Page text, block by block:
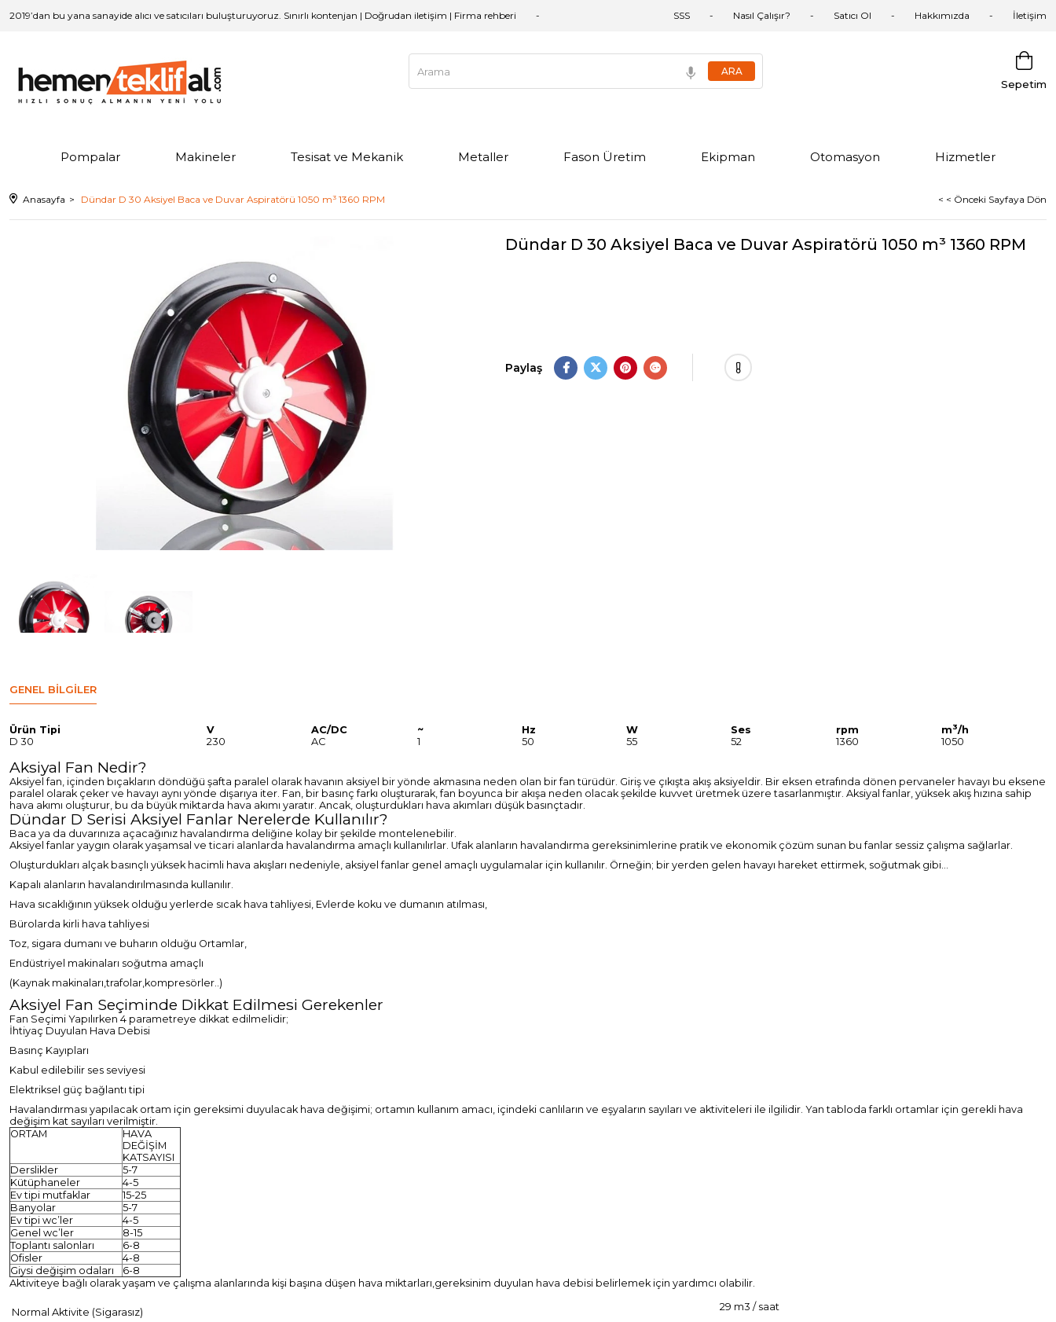
2019’dan bu yana sanayide alıcı ve satıcıları buluşturuyoruz. Sınırlı kontenjan | Doğrudan iletişim | Firma rehberi SSS Nasıl Çalışır? Satıcı Ol Hakkımızda İletişim
Sepetim
Pompalar Makineler Tesisat ve Mekanik Metaller Fason Üretim Ekipman Otomasyon Hizmetler
Anasayfa Dündar D 30 Aksiyel Baca ve Duvar Aspiratörü 1050 m³ 1360 RPM < < Önceki Sayfaya Dön
Dündar D 30 Aksiyel Baca ve Duvar Aspiratörü 1050 m³ 1360 RPM
Paylaş
GENEL BILGILER
Ürün Tipi V AC/DC ~ Hz W Ses rpm m3/h
D 30
230 AC 1 50 55 52 1360 1050
Aksiyal Fan Nedir?
Aksiyel fan, içinden bıçakların döndüğü şafta paralel olarak havanın aksiyel bir yönde akmasına neden olan bir fan türüdür. Giriş ve çıkışta akış aksiyeldir. Bir eksen etrafında dönen pervaneler havayı bu eksene
paralel olarak çeker ve havayı aynı yönde dışarıya iter. Fan, bir basınç farkı oluşturarak, fan boyunca bir akışa neden olacak şekilde kuvvet üretmek üzere tasarlanmıştır. Aksiyal fanlar, yüksek akış hızına sahip
hava akımı oluşturur, bu da büyük miktarda hava akımı yaratır. Ancak, oluşturdukları hava akımları düşük basınçtadır.
Dündar D Serisi Aksiyel Fanlar Nerelerde Kullanılır?
Baca ya da duvarınıza açacağınız havalandırma deliğine kolay bir şekilde montelenebilir.
Aksiyel fanlar yaygın olarak yaşamsal ve ticari alanlarda havalandırma amaçlı kullanılırlar. Ufak alanların havalandırma gereksinimlerine pratik ve ekonomik çözüm sunan bu fanlar sessiz çalışma sağlarlar.
Oluşturdukları alçak basınçlı yüksek hacimli hava akışları nedeniyle, aksiyel fanlar genel amaçlı uygulamalar için kullanılır. Örneğin; bir yerden gelen havayı hareket ettirmek, soğutmak gibi…
Kapalı alanların havalandırılmasında kullanılır.
Hava sıcaklığının yüksek olduğu yerlerde sıcak hava tahliyesi, Evlerde koku ve dumanın atılması,
Bürolarda kirli hava tahliyesi
Toz, sigara dumanı ve buharın olduğu Ortamlar,
Endüstriyel makinaları soğutma amaçlı
(Kaynak makinaları,trafolar,kompresörler..)
Aksiyel Fan Seçiminde Dikkat Edilmesi Gerekenler
Fan Seçimi Yapılırken 4 parametreye dikkat edilmelidir;
İhtiyaç Duyulan Hava Debisi
Basınç Kayıpları
Kabul edilebilir ses seviyesi
Elektriksel güç bağlantı tipi
Havalandırması yapılacak ortam için gereksimi duyulacak hava değişimi; ortamın kullanım amacı, içindeki canlıların ve eşyaların sayıları ve aktiviteleri ile ilgilidir. Yan tabloda farklı ortamlar için gerekli hava
değişim kat sayıları verilmiştir.
ORTAM
HAVA
DEĞİŞİM
KATSAYISI
Derslikler
5-7
Kütüphaneler
4-5
Ev tipi mutfaklar
15-25
Banyolar
5-7
Ev tipi wc’ler
4-5
Genel wc’ler
8-15
Toplantı salonları
6-8
Ofisler
4-8
Giysi değişim odaları
6-8
Aktiviteye bağlı olarak yaşam ve çalışma alanlarında kişi başına düşen hava miktarları,gereksinim duyulan hava debisi belirlemek için yardımcı olabilir.
Normal Aktivite (Sigarasız)
29 m3 / saat